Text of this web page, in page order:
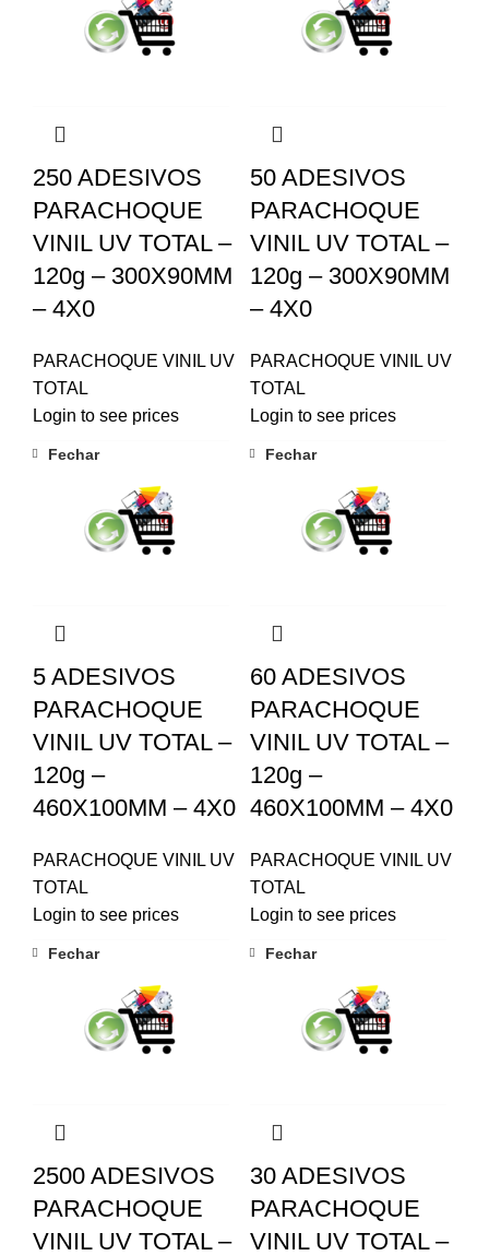
250 ADESIVOS
PARACHOQUE
VINIL UV TOTAL –
120g – 300X90MM
– 4X0
PARACHOQUE VINIL UV
TOTAL
Login to see prices
50 ADESIVOS
PARACHOQUE
VINIL UV TOTAL –
120g – 300X90MM
– 4X0
PARACHOQUE VINIL UV
TOTAL
Login to see prices
Fechar
5 ADESIVOS
PARACHOQUE
VINIL UV TOTAL –
120g –
460X100MM – 4X0
PARACHOQUE VINIL UV
TOTAL
Login to see prices
Fechar
60 ADESIVOS
PARACHOQUE
VINIL UV TOTAL –
120g –
460X100MM – 4X0
PARACHOQUE VINIL UV
TOTAL
Login to see prices
Fechar
2500 ADESIVOS
PARACHOQUE
VINIL UV TOTAL –
Fechar
30 ADESIVOS
PARACHOQUE
VINIL UV TOTAL –